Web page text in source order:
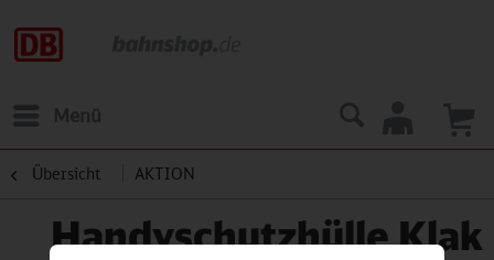
Menü
Übersicht AKTION
Handyschutzhülle Klak